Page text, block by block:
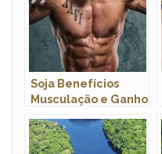
Soja Benefícios
Musculação e Ganho